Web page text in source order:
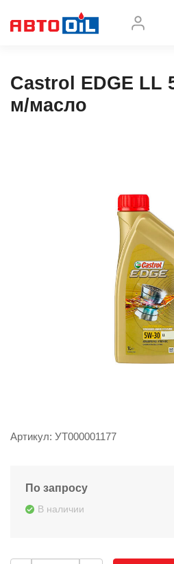
Castrol EDGE LL
м/масло
Артикул: УТ000001177
По запросу
В наличии